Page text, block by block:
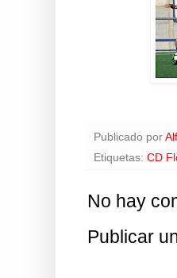
Publicado por
Etiquetas: CD
No hay
Publicar